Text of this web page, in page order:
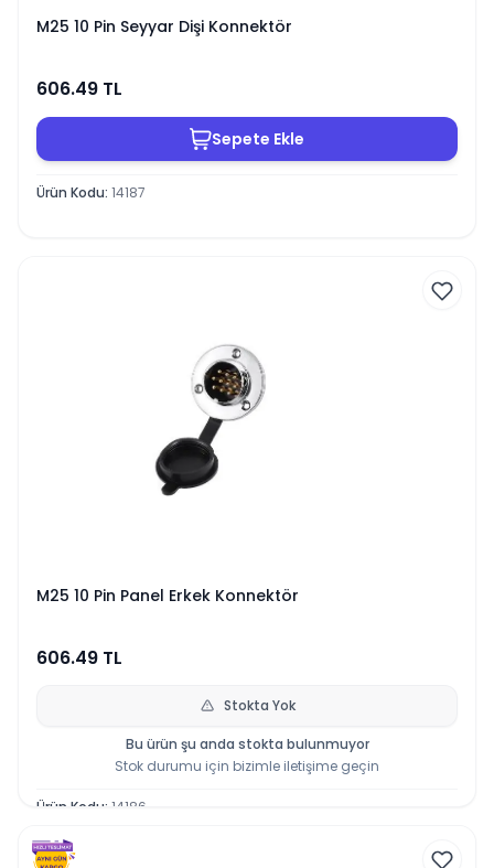
M25 10 Pin Seyyar Dişi Konnektör
606.49 TL
Sepete Ekle
Ürün Kodu: 14187
M25 10 Pin Panel Erkek Konnektör
606.49 TL
Stokta Yok
Bu ürün şu anda stokta bulunmuyor
Stok durumu için bizimle iletişime geçin
Ürün Kodu: 14186